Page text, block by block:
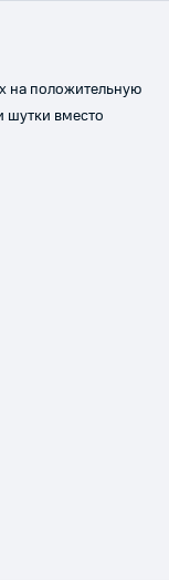
на положительную
шутки вместо